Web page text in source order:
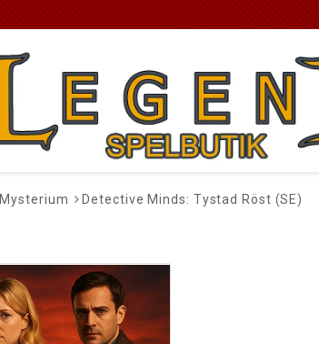
Mysterium Detective Minds: Tystad Röst (SE)